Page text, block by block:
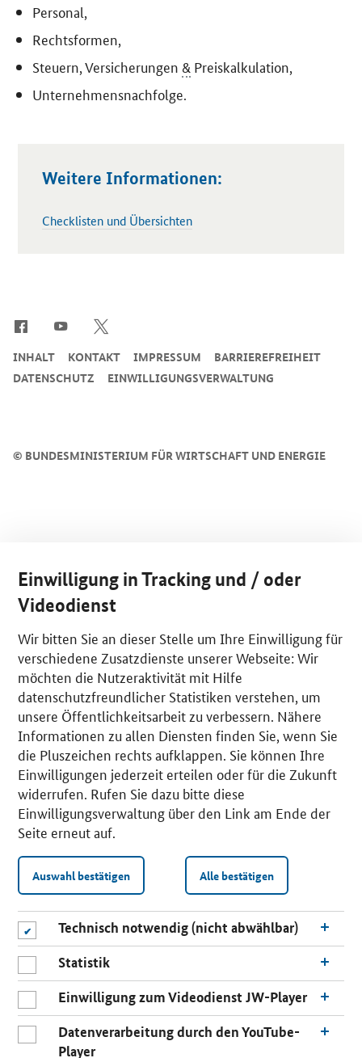
Personal,
Rechtsformen,
Steuern, Versicherungen & Preiskalkulation,
Unternehmensnachfolge.
Weitere Informationen:
Checklisten und Übersichten
© BUNDESMINISTERIUM FÜR WIRTSCHAFT UND ENERGIE
INHALT KONTAKT IMPRESSUM
BARRIEREFREIHEIT
DATENSCHUTZ
EINWILLIGUNGSVERWALTUNG
Einwilligung in Tracking und / oder
Videodienst
Wir bitten Sie an dieser Stelle um Ihre Einwilligung für
verschiedene Zusatzdienste unserer Webseite: Wir
möchten die Nutzeraktivität mit Hilfe
datenschutzfreundlicher Statistiken verstehen, um
unsere Öffentlichkeitsarbeit zu verbessern. Nähere
Informationen zu allen Diensten finden Sie, wenn Sie
die Pluszeichen rechts aufklappen. Sie können Ihre
Einwilligungen jederzeit erteilen oder für die Zukunft
widerrufen. Rufen Sie dazu bitte diese
Einwilligungsverwaltung über den Link am Ende der
Seite erneut auf.
Auswahl bestätigen Alle bestätigen
Technisch notwendig (nicht abwählbar)
Statistik
Einwilligung zum Videodienst JW-Player
Datenverarbeitung durch den YouTube-
Player